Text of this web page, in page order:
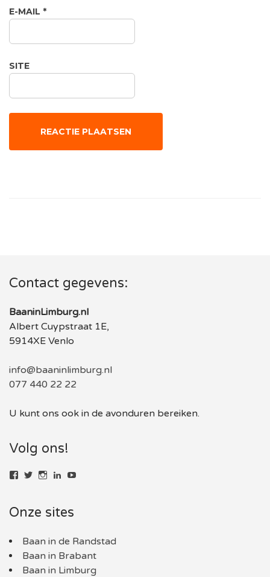
E-MAIL *
SITE
Contact gegevens:
BaaninLimburg.nl
Albert Cuypstraat 1E,
5914XE Venlo
info@baaninlimburg.nl
077 440 22 22
U kunt ons ook in de avonduren bereiken.
Volg ons!
Bekijk
baaninlimburg.nl
Bekijk
BaaninLimburgNL
Bekijk
baaninlimburg.nl
LinkedIn
Onze sites
Baan in de Randstad
Baan in Brabant
Baan in Limburg